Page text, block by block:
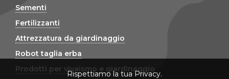
Sementi
Fertilizzanti
Attrezzatura da giardinaggio
Robot taglia erba
Prodotti per vivaismo e giardinaggio
Rispettiamo la tua Privacy.